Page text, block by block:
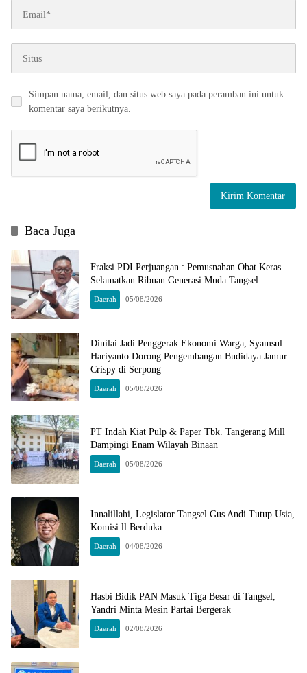
Simpan nama, email, dan situs web saya pada peramban ini untuk
komentar saya berikutnya.
Baca Juga
Fraksi PDI Perjuangan : Pemusnahan Obat Keras
Selamatkan Ribuan Generasi Muda Tangsel
Daerah 05/08/2026
Dinilai Jadi Penggerak Ekonomi Warga, Syamsul
Hariyanto Dorong Pengembangan Budidaya Jamur
Crispy di Serpong
Daerah 05/08/2026
PT Indah Kiat Pulp & Paper Tbk. Tangerang Mill
Dampingi Enam Wilayah Binaan
Daerah 05/08/2026
Innalillahi, Legislator Tangsel Gus Andi Tutup Usia,
Komisi ll Berduka
Daerah 04/08/2026
Hasbi Bidik PAN Masuk Tiga Besar di Tangsel,
Yandri Minta Mesin Partai Bergerak
Daerah 02/08/2026